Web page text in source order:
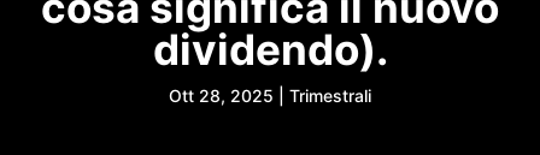
dividendo).
Ott 28, 2025 Trimestrali